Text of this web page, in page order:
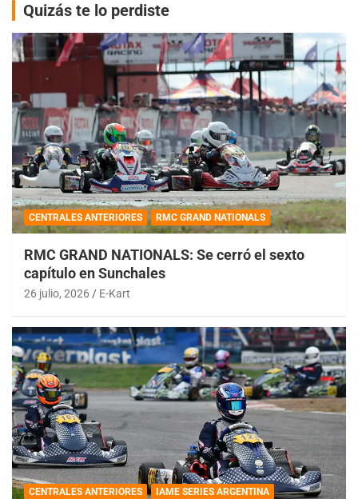
Quizás te lo perdiste
CENTRALES ANTERIORES RMC GRAND NATIONALS
RMC GRAND NATIONALS: Se cerró el sexto
capítulo en Sunchales
26 julio, 2026 E-Kart
CENTRALES ANTERIORES
IAME SERIES ARGENTINA